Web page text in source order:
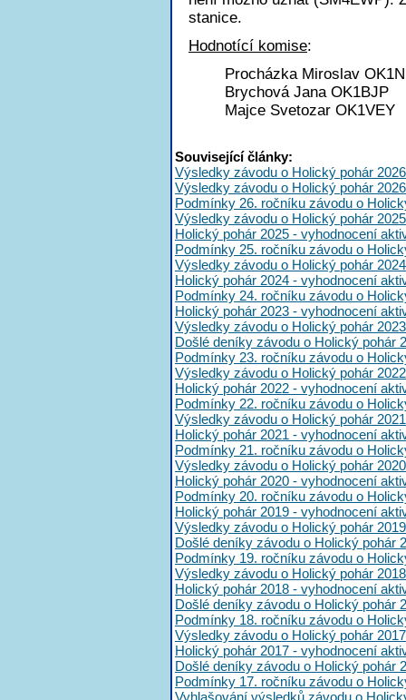
stanice.
Hodnotící komise:
Procházka Miroslav
Brychová Jana OK1BJP
Majce Svetozar OK1VEY
Související články:
Výsledky závodu o Holický pohár
Výsledky závodu o Holický pohár 2026
Podmínky 26. ročníku závodu o
Výsledky závodu o Holický pohár 2025
Holický pohár 2025 - vyhodnocení
Podmínky 25. ročníku závodu o
Výsledky závodu o Holický pohár 2024
Holický pohár 2024 - vyhodnocení
Podmínky 24. ročníku závodu o
Holický pohár 2023 - vyhodnocení
Výsledky závodu o Holický pohár 2023
Došlé deníky závodu o Holický pohár
Podmínky 23. ročníku závodu o
Výsledky závodu o Holický pohár 2022
Holický pohár 2022 - vyhodnocení
Podmínky 22. ročníku závodu o
Výsledky závodu o Holický pohár 2021
Holický pohár 2021 - vyhodnocení
Podmínky 21. ročníku závodu o
Výsledky závodu o Holický pohár 2020
Holický pohár 2020 - vyhodnocení
Podmínky 20. ročníku závodu o
Holický pohár 2019 - vyhodnocení
Výsledky závodu o Holický pohár 2019
Došlé deníky závodu o Holický pohár
Podmínky 19. ročníku závodu o
Výsledky závodu o Holický pohár 2018
Holický pohár 2018 - vyhodnocení
Došlé deníky závodu o Holický pohár
Podmínky 18. ročníku závodu o
Výsledky závodu o Holický pohár 2017
Holický pohár 2017 - vyhodnocení
Došlé deníky závodu o Holický pohár
Podmínky 17. ročníku závodu o